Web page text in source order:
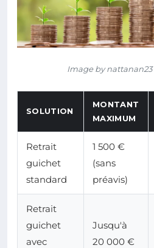
Image by
SOLUTION
MONTANT
MAXIMUM
Retrait
guichet
standard
1 500 €
(sans
préavis)
Retrait
guichet
avec
Jusqu'à
20 000 €